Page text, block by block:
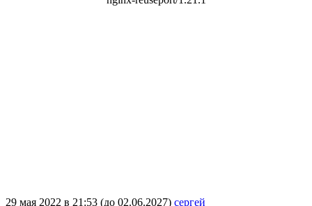
29 мая 2022 в 21:53 (до 02.06.2027) сергей